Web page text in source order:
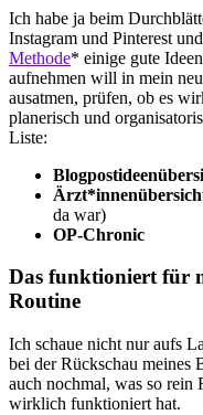
Ich habe ja beim
Instagram und Pinterest
Methode* einige gute
aufnehmen will in mein
ausatmen, prüfen, ob es
planerisch und
Liste:
da war)
OP-Chronic
Das funktioniert für
Routine
Ich schaue nicht nur aufs
bei der Rückschau meines
auch nochmal, was so
wirklich funktioniert hat.